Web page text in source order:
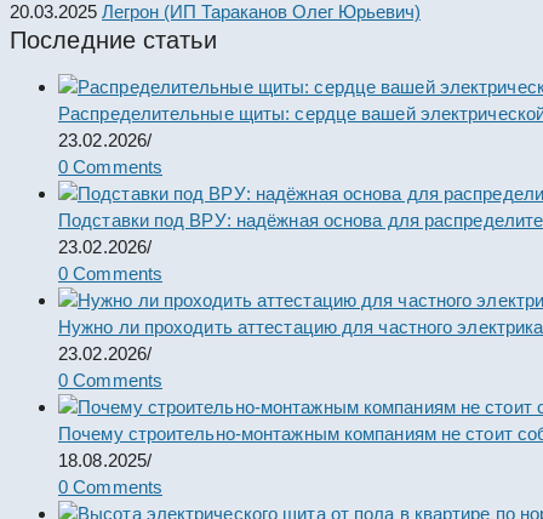
20.03.2025 Легрон (ИП Тараканов Олег Юрьевич)
Последние статьи
Распределительные щиты: сердце вашей
23.02.2026/
0 Comments
Подставки под ВРУ: надёжная основа для
23.02.2026/
0 Comments
Нужно ли проходить аттестацию для частного
23.02.2026/
0 Comments
Почему строительно-монтажным компаниям не стоит
18.08.2025/
0 Comments